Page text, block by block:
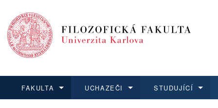
FAKULTA UCHAZEČI STUDUJÍCÍ